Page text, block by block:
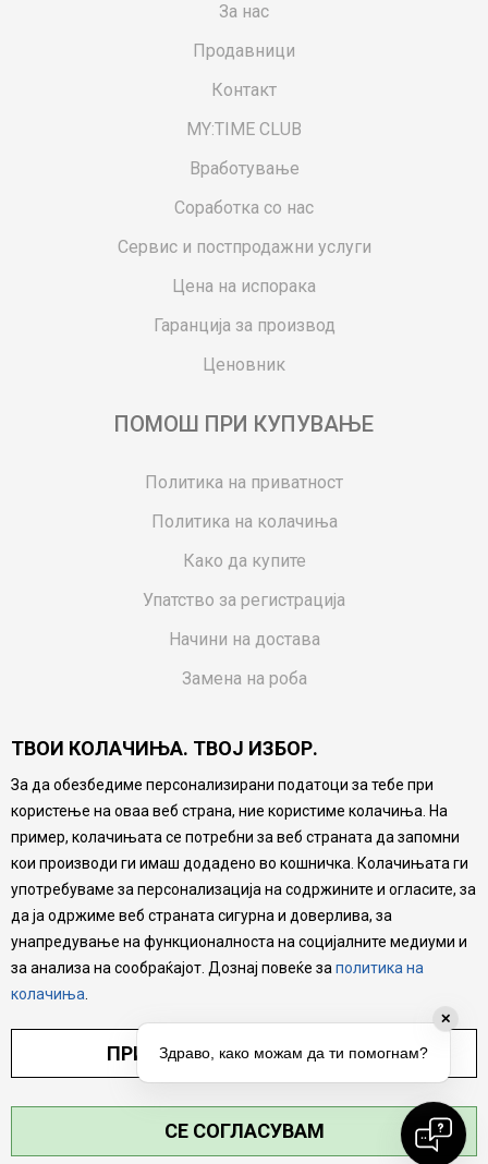
За нас
Продавници
Контакт
MY:TIME CLUB
Вработување
Соработка со нас
Сервис и постпродажни услуги
Цена на испорака
Гаранција за производ
Ценовник
ПОМОШ ПРИ КУПУВАЊЕ
Политика на приватност
Политика на колачиња
Како да купите
Упатство за регистрација
Начини на достава
Замена на роба
Ваучери
Product Finder
FAQs
Настојуваме да бидеме што попрецизни во описот на
производите, прикажување на слики и цени, но не
можеме да гарантираме дека сите информации се
комплетни и без грешка. Сите производи се дел од
нашата понуда, но не се подразбира дека мора да се
достапни во секој момент.
. СИТЕ ПРАВА ЗАДРЖАНИ.
ТВОИ КОЛАЧИЊА. ТВОЈ ИЗБОР.
За да обезбедиме персонализирани податоци за тебе при
користење на оваа веб страна, ние користиме колачиња. На
пример, колачињата се потребни за веб страната да запомни
кои производи ги имаш додадено во кошничка. Колачињата ги
употребуваме за персонализација на содржините и огласите, за
да ја одржиме веб страната сигурна и доверлива, за
унапредување на функционалноста на социјалните медиуми и
за анализа на сообраќајот. Дознај повеќе за политика на
колачиња
ПРИЛАГОДИ ПОСТАВУВАЊА
СЕ СОГЛАСУВАМ
✕
Здраво, како можам да ти помогнам?